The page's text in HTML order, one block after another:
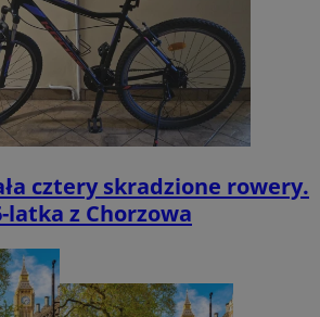
cztery skradzione rowery.
z Chorzowa